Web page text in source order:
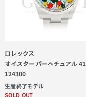
ロレックス
オイスター パーペチュアル 41
124300
生産終了モデル
SOLD OUT